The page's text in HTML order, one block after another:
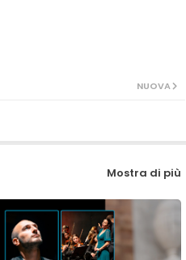
NUOVA
Mostra di più